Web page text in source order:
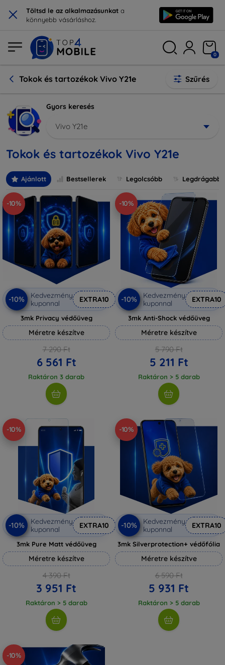
× Töltsd le az alkalmazásunkat a
könnyebb vásárláshoz.
0
Tokok és tartozékok Vivo Y21e Szűrés
Gyors keresés
Vivo Y21e
Tokok és tartozékok Vivo Y21e
Ajánlott Bestsellerek Legolcsóbb Legdrágabb
-10%
-10%
Kedvezmény
kuponnal
EXTRA10
3mk Privacy védőüveg
Méretre készítve
7 290 Ft
6 561 Ft
Raktáron 3 darab
-10%
-10%
Kedvezmény
kuponnal
EXTRA10
3mk Anti-Shock védőüveg
Méretre készítve
5 790 Ft
5 211 Ft
Raktáron > 5 darab
-10%
-10%
Kedvezmény
kuponnal
EXTRA10
3mk Pure Matt védőüveg
Méretre készítve
4 390 Ft
3 951 Ft
Raktáron > 5 darab
-10%
-10%
Kedvezmény
kuponnal
EXTRA10
3mk Silverprotection+ védőfólia
Méretre készítve
6 590 Ft
5 931 Ft
Raktáron > 5 darab
-10%